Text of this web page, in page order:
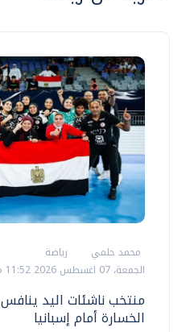
محمد حلمي
رياضة
الجمعة، 07 اغسطس 2026 11:52 م
منتخب ناشئات اليد ينافس
الخسارة أمام إسبانيا